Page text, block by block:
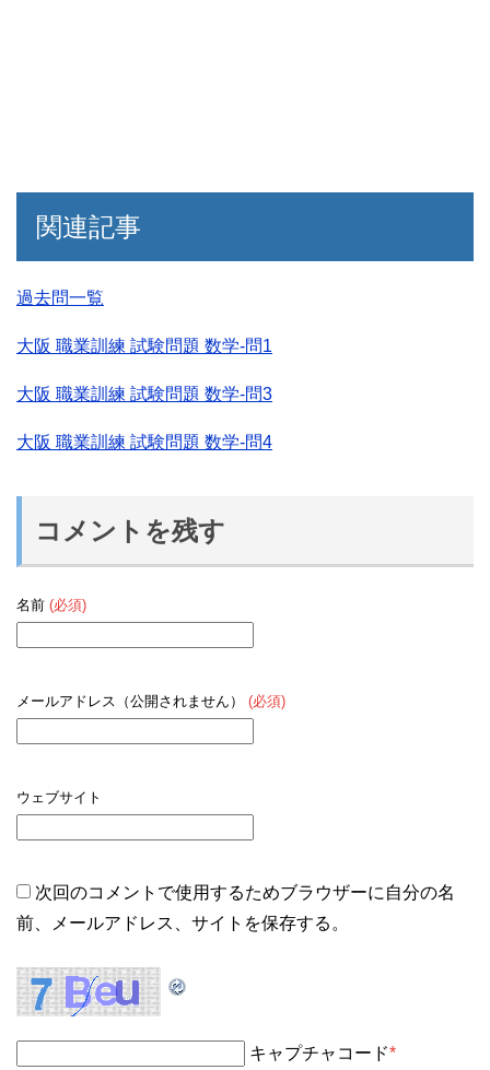
関連記事
過去問一覧
大阪 職業訓練 試験問題 数学-問1
大阪 職業訓練 試験問題 数学-問3
大阪 職業訓練 試験問題 数学-問4
コメントを残す
名前 (必須)
メールアドレス（公開されません） (必須)
ウェブサイト
次回のコメントで使用するためブラウザーに自分の名
前、メールアドレス、サイトを保存する。
キャプチャコード*